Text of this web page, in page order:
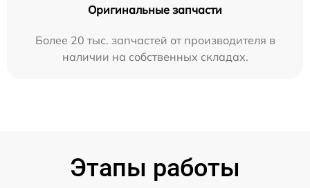
Оригинальные запчасти
Более 20 тыс. запчастей от производителя в
наличии на собственных складах.
Этапы работы